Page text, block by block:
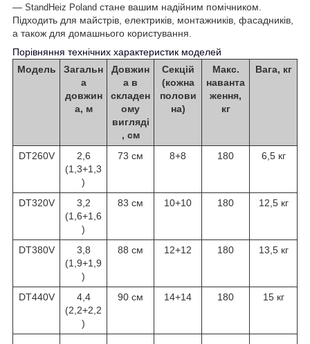
— StandHeiz Poland стане вашим надійним помічником.
Підходить для майстрів, електриків, монтажників, фасадників,
а також для домашнього користування.
Порівняння технічних характеристик моделей
Модель
Загальн
а
довжин
а, м
Довжин
а в
складен
ому
вигляді
, см
Секцій
(кожна
полови
на)
Макс.
наванта
ження,
кг
Вага, кг
DT260V
2,6
(1,3+1,3
)
73 см 8+8 180 6,5 кг
DT320V
3,2
(1,6+1,6
)
83 см 10+10 180 12,5 кг
DT380V
3,8
(1,9+1,9
)
88 см 12+12 180 13,5 кг
DT440V
4,4
(2,2+2,2
)
90 см 14+14 180 15 кг